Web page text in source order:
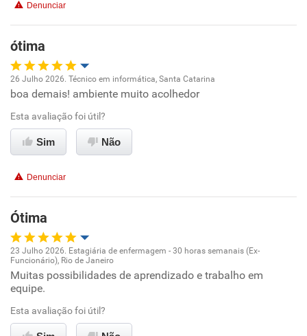
Denunciar
ótima
Oportunidade de promoção
Ambiente de trabalho
Benefícios
Recomenda esta empresa
26 Julho 2026. Técnico em informática, Santa Catarina
boa demais! ambiente muito acolhedor
Esta avaliação foi útil?
Sim Não
Denunciar
Ótima
Oportunidade de promoção
23 Julho 2026. Estagiária de enfermagem - 30 horas semanais (Ex-
Funcionário), Rio de Janeiro
Muitas possibilidades de aprendizado e trabalho em
equipe.
Esta avaliação foi útil?